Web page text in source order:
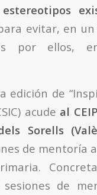
estereotipos
evitar, en
por ellos,
edición de
acude al
Sorells
de mentoría
sesiones de